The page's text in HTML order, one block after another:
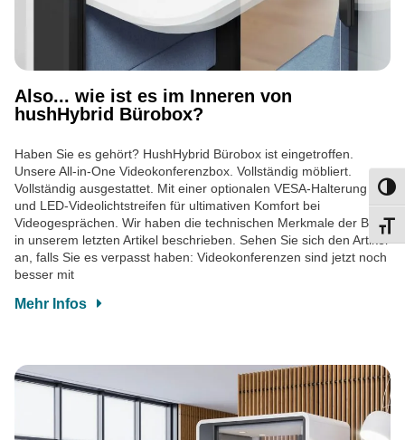
Also... wie ist es im Inneren von
hushHybrid Bürobox?
Haben Sie es gehört? HushHybrid Bürobox ist eingetroffen.
Unsere All-in-One Videokonferenzbox. Vollständig möbliert.
Vollständig ausgestattet. Mit einer optionalen VESA-Halterung
und LED-Videolichtstreifen für ultimativen Komfort bei
Videogesprächen. Wir haben die technischen Merkmale der Box
in unserem letzten Artikel beschrieben. Sehen Sie sich den Artikel
an, falls Sie es verpasst haben: Videokonferenzen sind jetzt noch
besser mit
Mehr Infos